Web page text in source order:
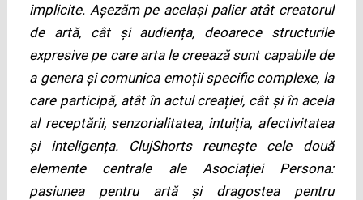
implicite. Așezăm pe același palier atât creatorul
de artă, cât și audiența, deoarece structurile
expresive pe care arta le creează sunt capabile de
a genera și comunica emoții specific complexe, la
care participă, atât în actul creației, cât și în acela
al receptării, senzorialitatea, intuiția, afectivitatea
și inteligența. ClujShorts reunește cele două
elemente centrale ale Asociației Persona:
pasiunea pentru artă și dragostea pentru